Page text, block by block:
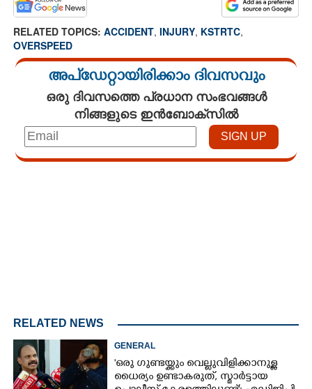
RELATED TOPICS: ACCIDENT, INJURY, KSTRTC,
OVERSPEED
അപ്ഡേറ്റായിരിക്കാം ദിവസവും
ഒരു ദിവസത്തെ പ്രധാന സംഭവങ്ങൾ
നിങ്ങളുടെ ഇൻബോക്സിൽ
RELATED NEWS
GENERAL
'ഒരു ഗുണ്ടയ്ക്കും വെല്ലുവിളിക്കാനുള്ള
ധൈര്യം ഉണ്ടാകരുത്, സ്മാർട്ടായ